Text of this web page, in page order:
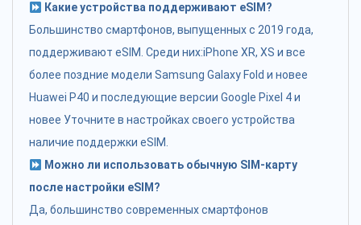
Какие устройства поддерживают eSIM?
Большинство смартфонов, выпущенных с 2019 года,
поддерживают eSIM. Среди них:iPhone XR, XS и все
более поздние модели Samsung Galaxy Fold и новее
Huawei P40 и последующие версии Google Pixel 4 и
новее Уточните в настройках своего устройства
наличие поддержки eSIM.
Можно ли использовать обычную SIM-карту
после настройки eSIM?
Да, большинство современных смартфонов